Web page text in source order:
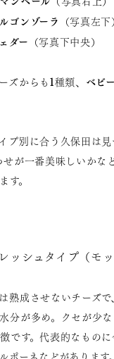
ゴンゾーラ （写真左下
ダー （写真下中央）
ズからも1種類、 ベビ
プ別に合う久保田は
が一番美味しいかな
す。
ッシュタイプ（モッ
熟成させないチーズで
分が多め。クセが少
です。代表的なもの